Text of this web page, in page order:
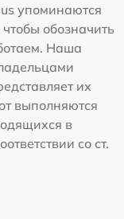
упоминаются
обозначить
Наша
их
выполняются
в
со ст.